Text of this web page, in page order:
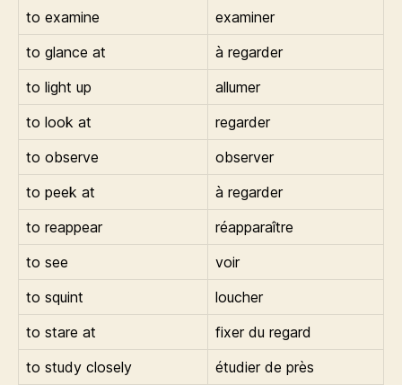
to examine
examiner
to glance at
à regarder
to light up
allumer
to look at
regarder
to observe
observer
to peek at
à regarder
to reappear
réapparaître
to see
voir
to squint
loucher
to stare at
fixer du regard
to study closely
étudier de près